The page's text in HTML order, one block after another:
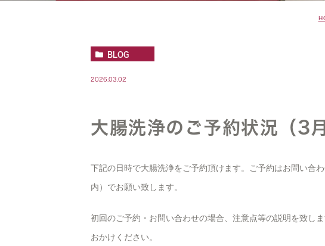
BLOG
2026.03.02
大腸洗浄のご予約状況（3
下記の日時で大腸洗浄をご予約頂けます。ご予約はお問い合
内）でお願い致します。
初回のご予約・お問い合わせの場合、注意点等の説明を致し
おかけください。